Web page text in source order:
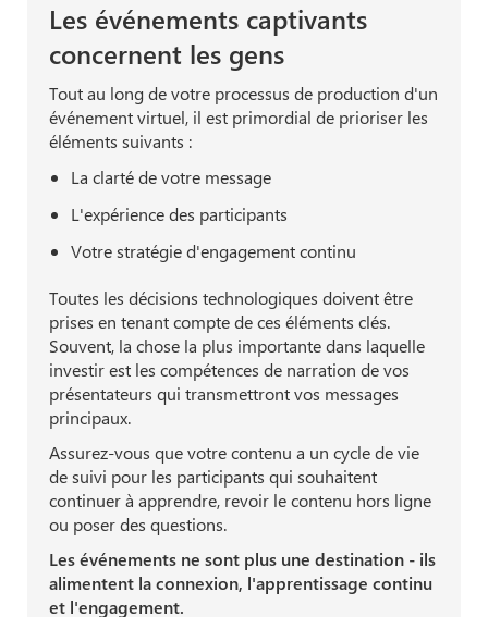
Les événements captivants
concernent les gens
Tout au long de votre processus de production d'un
événement virtuel, il est primordial de prioriser les
éléments suivants :
La clarté de votre message
L'expérience des participants
Votre stratégie d'engagement continu
Toutes les décisions technologiques doivent être
prises en tenant compte de ces éléments clés.
Souvent, la chose la plus importante dans laquelle
investir est les compétences de narration de vos
présentateurs qui transmettront vos messages
principaux.
Assurez-vous que votre contenu a un cycle de vie
de suivi pour les participants qui souhaitent
continuer à apprendre, revoir le contenu hors ligne
ou poser des questions.
Les événements ne sont plus une destination - ils
alimentent la connexion, l'apprentissage continu
et l'engagement.